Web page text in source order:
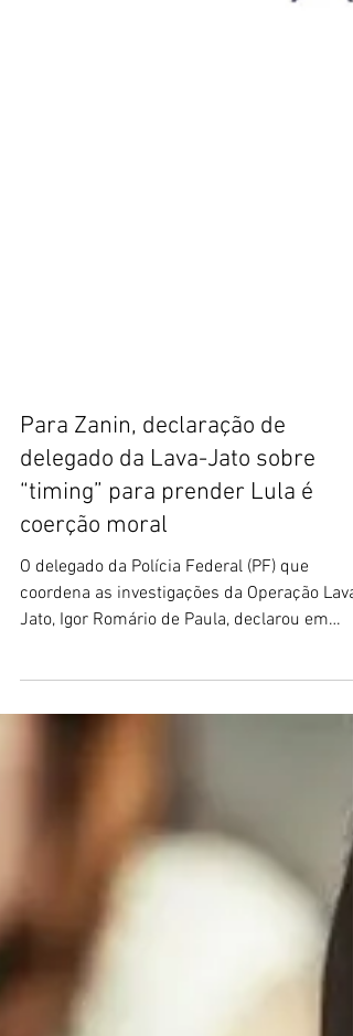
Para Zanin, declaração de
delegado da Lava-Jato sobre
“timing” para prender Lula é
coerção moral
entrevista...